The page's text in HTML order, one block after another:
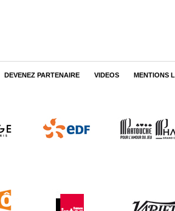
DEVENEZ PARTENAIRE VIDEOS MENTIONS